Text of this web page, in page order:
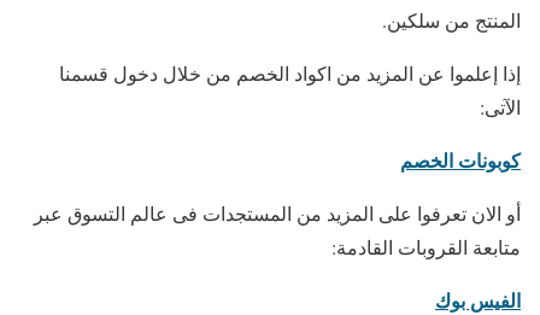
المنتج من سلكين.
إذا إعلموا عن المزيد من اكواد الخصم من خلال دخول قسمنا
الآتى:
كوبونات الخصم
أو الان تعرفوا على المزيد من المستجدات فى عالم التسوق عبر
متابعة القروبات القادمة:
الفيس بوك